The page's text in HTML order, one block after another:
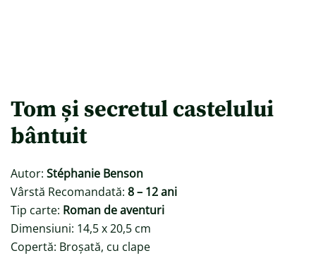
Tom și secretul castelului
bântuit
Autor: Stéphanie Benson
Vârstă Recomandată: 8 – 12 ani
Tip carte: Roman de aventuri
Dimensiuni: 14,5 x 20,5 cm
Copertă: Broșată, cu clape